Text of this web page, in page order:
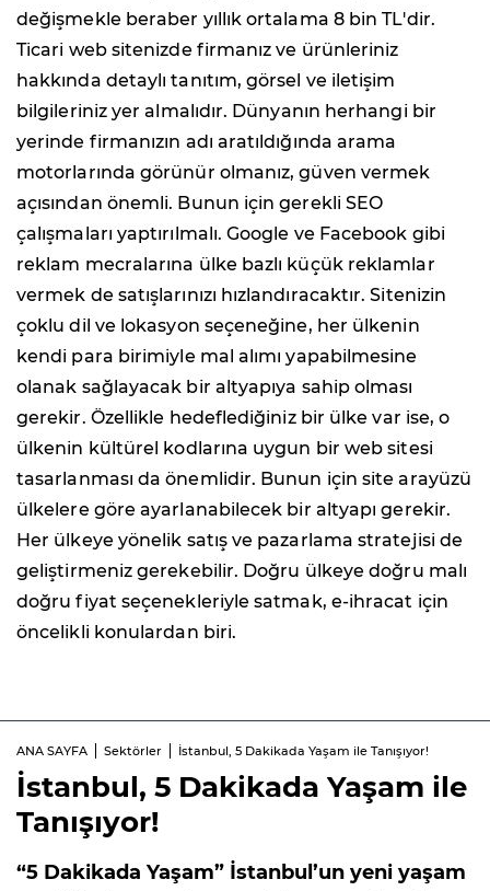
değişmekle beraber yıllık ortalama 8 bin TL'dir.
Ticari web sitenizde firmanız ve ürünleriniz
hakkında detaylı tanıtım, görsel ve iletişim
bilgileriniz yer almalıdır. Dünyanın herhangi bir
yerinde firmanızın adı aratıldığında arama
motorlarında görünür olmanız, güven vermek
açısından önemli. Bunun için gerekli SEO
çalışmaları yaptırılmalı. Google ve Facebook gibi
reklam mecralarına ülke bazlı küçük reklamlar
vermek de satışlarınızı hızlandıracaktır. Sitenizin
çoklu dil ve lokasyon seçeneğine, her ülkenin
kendi para birimiyle mal alımı yapabilmesine
olanak sağlayacak bir altyapıya sahip olması
gerekir. Özellikle hedeflediğiniz bir ülke var ise, o
ülkenin kültürel kodlarına uygun bir web sitesi
tasarlanması da önemlidir. Bunun için site arayüzü
ülkelere göre ayarlanabilecek bir altyapı gerekir.
Her ülkeye yönelik satış ve pazarlama stratejisi de
geliştirmeniz gerekebilir. Doğru ülkeye doğru malı
doğru fiyat seçenekleriyle satmak, e-ihracat için
öncelikli konulardan biri.
ANA SAYFA Sektörler İstanbul, 5 Dakikada Yaşam ile Tanışıyor!
İstanbul, 5 Dakikada Yaşam ile
Tanışıyor!
“5 Dakikada Yaşam” İstanbul’un yeni yaşam